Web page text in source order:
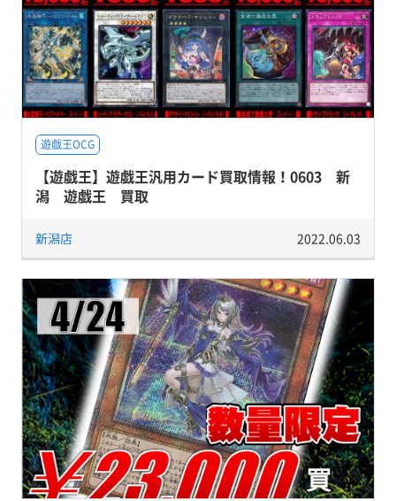
遊戯王OCG
【遊戯王】遊戯王汎用カード買取情報！0603 新
潟 遊戯王 買取
新潟店 2022.06.03